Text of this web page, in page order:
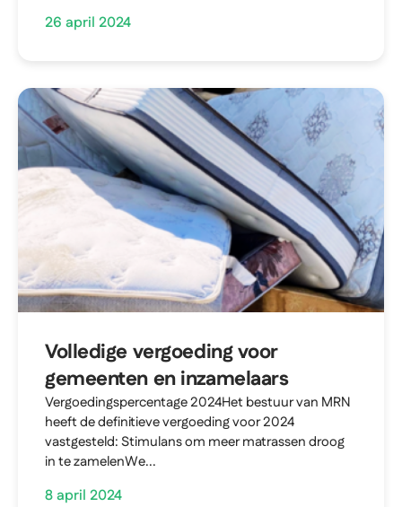
26 april 2024
Volledige vergoeding voor
gemeenten en inzamelaars
Vergoedingspercentage 2024Het bestuur van MRN
heeft de definitieve vergoeding voor 2024
vastgesteld: Stimulans om meer matrassen droog
in te zamelenWe...
8 april 2024